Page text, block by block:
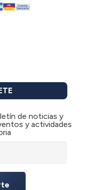
de noticias y
y actividades